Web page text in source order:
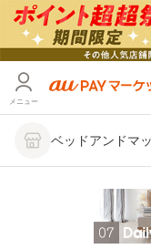
メニュー
ベッドアンドマ